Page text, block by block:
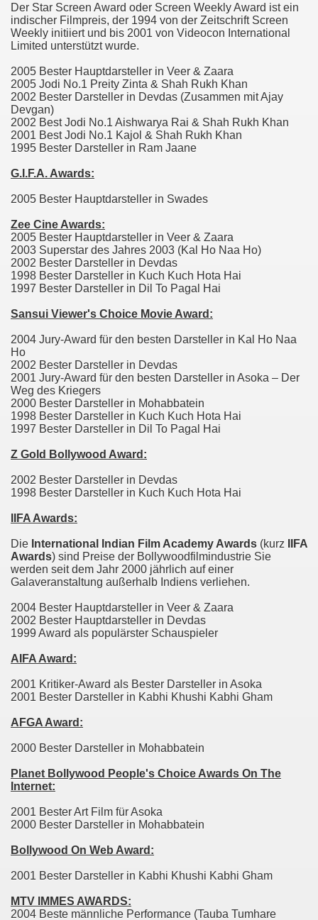
Der Star Screen Award oder Screen Weekly Award ist ein
indischer Filmpreis, der 1994 von der Zeitschrift Screen
Weekly initiiert und bis 2001 von Videocon International
Limited unterstützt wurde.
2005 Bester Hauptdarsteller in Veer & Zaara
2005 Jodi No.1 Preity Zinta & Shah Rukh Khan
2002 Bester Darsteller in Devdas (Zusammen mit Ajay
Devgan)
2002 Best Jodi No.1 Aishwarya Rai & Shah Rukh Khan
2001 Best Jodi No.1 Kajol & Shah Rukh Khan
1995 Bester Darsteller in Ram Jaane
G.I.F.A. Awards:
2005 Bester Hauptdarsteller in Swades
Zee Cine Awards:
2005 Bester Hauptdarsteller in Veer & Zaara
2003 Superstar des Jahres 2003 (Kal Ho Naa Ho)
2002 Bester Darsteller in Devdas
1998 Bester Darsteller in Kuch Kuch Hota Hai
1997 Bester Darsteller in Dil To Pagal Hai
Sansui Viewer's Choice Movie Award:
2004 Jury-Award für den besten Darsteller in Kal Ho Naa
Ho
2002 Bester Darsteller in Devdas
2001 Jury-Award für den besten Darsteller in Asoka – Der
Weg des Kriegers
2000 Bester Darsteller in Mohabbatein
1998 Bester Darsteller in Kuch Kuch Hota Hai
1997 Bester Darsteller in Dil To Pagal Hai
Z Gold Bollywood Award:
2002 Bester Darsteller in Devdas
1998 Bester Darsteller in Kuch Kuch Hota Hai
IIFA Awards:
Die International Indian Film Academy Awards (kurz
IIFA
Awards) sind Preise der Bollywoodfilmindustrie Sie
werden seit dem Jahr 2000 jährlich auf einer
Galaveranstaltung außerhalb Indiens verliehen.
2004 Bester Hauptdarsteller in Veer & Zaara
2002 Bester Hauptdarsteller in Devdas
1999 Award als populärster Schauspieler
AIFA Award:
2001 Kritiker-Award als Bester Darsteller in Asoka
2001 Bester Darsteller in Kabhi Khushi Kabhi Gham
AFGA Award:
2000 Bester Darsteller in Mohabbatein
Planet Bollywood People's Choice Awards On The
Internet:
2001 Bester Art Film für Asoka
2000 Bester Darsteller in Mohabbatein
Bollywood On Web Award:
2001 Bester Darsteller in Kabhi Khushi Kabhi Gham
MTV IMMES AWARDS:
2004 Beste männliche Performance (Tauba Tumhare